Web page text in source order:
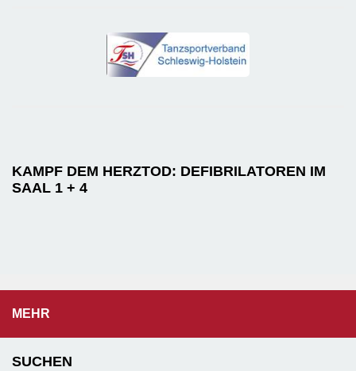
KAMPF DEM HERZTOD: DEFIBRILATOREN IM
SAAL 1 + 4
MEHR
SUCHEN